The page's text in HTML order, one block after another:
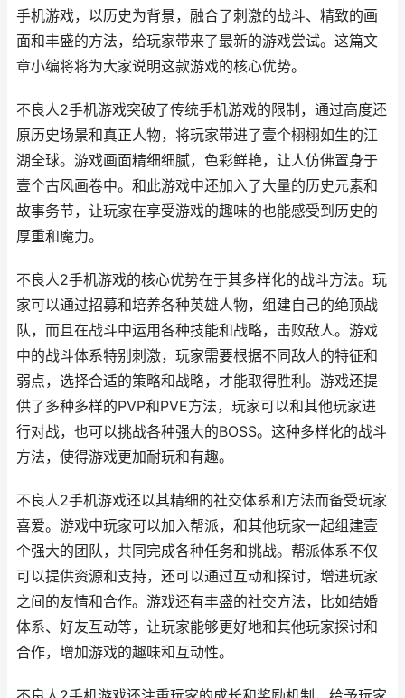
手机游戏，以历史为背景，融合了刺激的战斗、精致的画
面和丰盛的方法，给玩家带来了最新的游戏尝试。这篇文
章小编将将为大家说明这款游戏的核心优势。
不良人2手机游戏突破了传统手机游戏的限制，通过高度还
原历史场景和真正人物，将玩家带进了壹个栩栩如生的江
湖全球。游戏画面精细细腻，色彩鲜艳，让人仿佛置身于
壹个古风画卷中。和此游戏中还加入了大量的历史元素和
故事务节，让玩家在享受游戏的趣味的也能感受到历史的
厚重和魔力。
不良人2手机游戏的核心优势在于其多样化的战斗方法。玩
家可以通过招募和培养各种英雄人物，组建自己的绝顶战
队，而且在战斗中运用各种技能和战略，击败敌人。游戏
中的战斗体系特别刺激，玩家需要根据不同敌人的特征和
弱点，选择合适的策略和战略，才能取得胜利。游戏还提
供了多种多样的PVP和PVE方法，玩家可以和其他玩家进
行对战，也可以挑战各种强大的BOSS。这种多样化的战斗
方法，使得游戏更加耐玩和有趣。
不良人2手机游戏还以其精细的社交体系和方法而备受玩家
喜爱。游戏中玩家可以加入帮派，和其他玩家一起组建壹
个强大的团队，共同完成各种任务和挑战。帮派体系不仅
可以提供资源和支持，还可以通过互动和探讨，增进玩家
之间的友情和合作。游戏还有丰盛的社交方法，比如结婚
体系、好友互动等，让玩家能够更好地和其他玩家探讨和
合作，增加游戏的趣味和互动性。